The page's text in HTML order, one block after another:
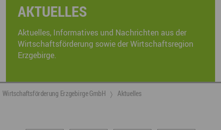
AKTUELLES
Aktuelles, Informatives und Nachrichten aus der
Wirtschaftsförderung sowie der Wirtschaftsregion
Erzgebirge.
Wirtschaftsförderung Erzgebirge GmbH Aktuelles